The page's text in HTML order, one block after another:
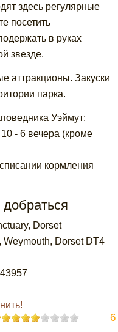
здесь регулярные
посетить
в руках
звезде.
аттракционы. Закуски
парка.
Уэймут:
- 6 вечера (кроме
кормления
Dorset
Weymouth, Dorset DT4
6